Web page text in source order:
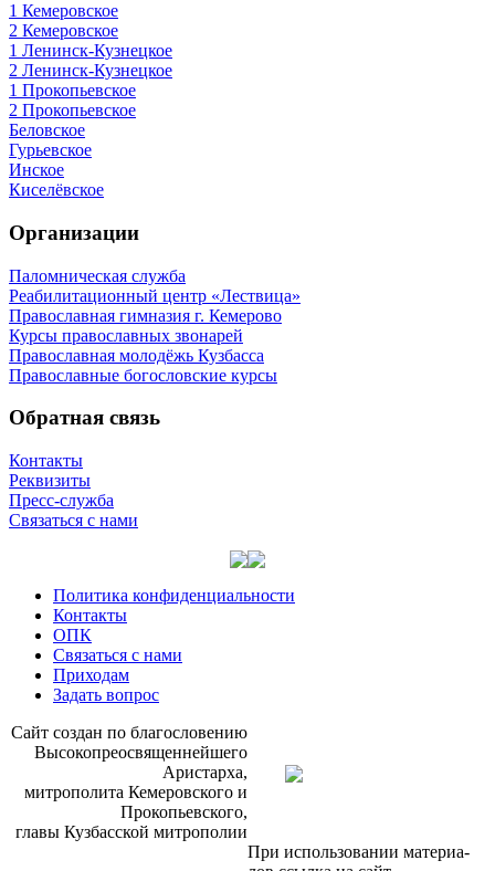
1 Кемеровское
2 Кемеровское
1 Ленинск-Кузнецкое
2 Ленинск-Кузнецкое
1 Прокопьевское
2 Прокопьевское
Беловское
Гурьевское
Инское
Киселёвское
Организации
Паломническая служба
Реабилитационный центр «Лествица»
Православная гимназия г. Кемерово
Курсы православных звонарей
Православная молодёжь Кузбасса
Православные богословские курсы
Обратная связь
Контакты
Реквизиты
Пресс-служба
Связаться с нами
Политика конфиденциальности
Контакты
ОПК
Связаться с нами
Приходам
Задать вопрос
Сайт со­здан по бла­го­сло­ве­нию
Вы­со­ко­прео­свя­щен­ней­ше­го
Ари­стар­ха,
мит­ро­по­ли­та Ке­ме­ров­ско­го и
Про­ко­пьев­ско­го,
гла­вы Куз­бас­ской мит­ро­по­лии
При ис­поль­зо­ва­нии ма­те­ри­а­